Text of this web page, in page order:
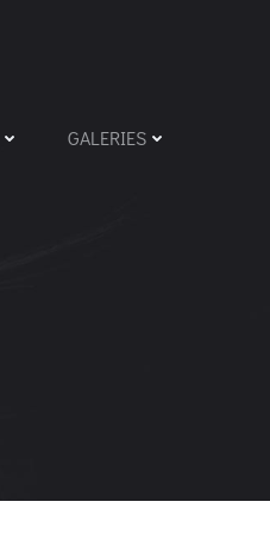
GALERIES